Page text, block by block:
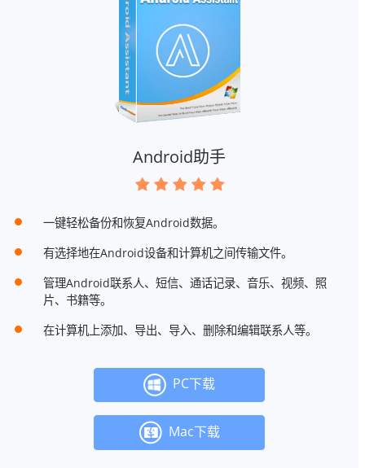
Android助手
一键轻松备份和恢复Android数据。
有选择地在Android设备和计算机之间传输文件。
管理Android联系人、短信、通话记录、音乐、视频、照
片、书籍等。
在计算机上添加、导出、导入、删除和编辑联系人等。
PC下载
Mac下载